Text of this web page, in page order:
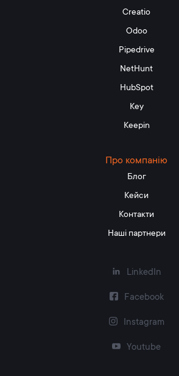
Creatio
Odoo
Pipedrive
NetHunt
HubSpot
Key
Keepin
Про компанію
Блог
Кейси
Контакти
Наші партнери
LinkedIn
Facebook
Instagram
Youtube